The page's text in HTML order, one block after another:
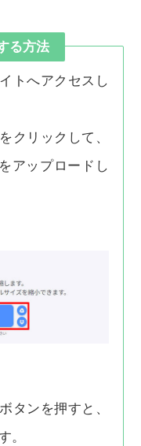
る方法
トへアクセスし
クリックして、
アップロードし
タンを押すと、
。